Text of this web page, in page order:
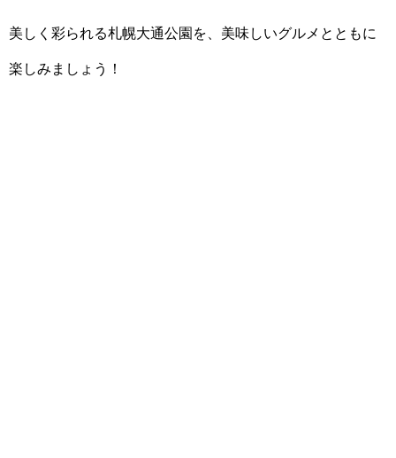
美しく彩られる札幌大通公園を、美味しいグルメとともに
楽しみましょう！